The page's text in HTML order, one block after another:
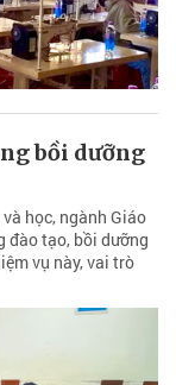
bồi dưỡng
học, ngành Giáo
đào tạo, bồi dưỡng
vụ này, vai trò